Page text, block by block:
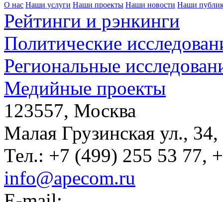
О нас Наши услуги Наши проекты Наши новости Наши
Рейтинги и рэнкинги
Политические
Региональные
Медийные проекты
123557, Москва
Малая Грузинская ул.,
Тел.: +7 (499) 255 53 77,
info@apecom.ru